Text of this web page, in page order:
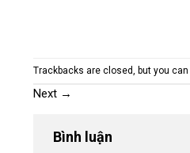
Trackbacks are closed, but you can
Next →
Bình luận